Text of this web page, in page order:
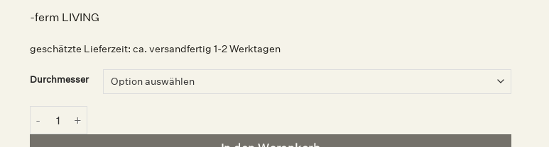
-ferm LIVING
geschätzte Lieferzeit: ca. versandfertig 1-2 Werktagen
Durchmesser